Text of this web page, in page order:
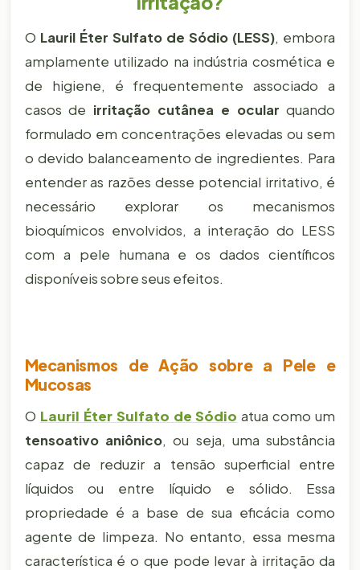
O Lauril Éter Sulfato de Sódio (LESS), embora
amplamente utilizado na indústria cosmética e
de higiene, é frequentemente associado a
casos de irritação cutânea e ocular quando
formulado em concentrações elevadas ou sem
o devido balanceamento de ingredientes. Para
entender as razões desse potencial irritativo, é
necessário explorar os mecanismos
bioquímicos envolvidos, a interação do LESS
com a pele humana e os dados científicos
disponíveis sobre seus efeitos.
Mecanismos de Ação sobre a Pele e
Mucosas
O Lauril Éter Sulfato de Sódio atua como um
tensoativo aniônico, ou seja, uma substância
capaz de reduzir a tensão superficial entre
líquidos ou entre líquido e sólido. Essa
propriedade é a base de sua eficácia como
agente de limpeza. No entanto, essa mesma
característica é o que pode levar à irritação da